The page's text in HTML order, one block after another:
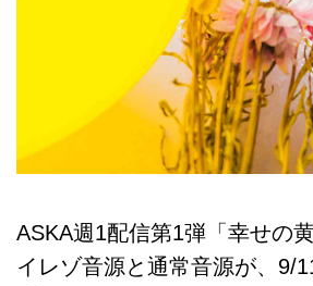
ASKA週1配信第1弾「幸せの
イレゾ音源と通常音源が、9/